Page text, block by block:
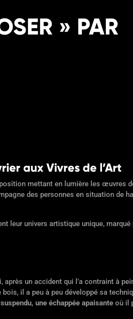
» PAR
aux Vivres de l’Art
mettant en lumière les œuvres
des personnes en situation de
leur univers artistique unique,
un accident qui l’a contraint à
il a peu à peu développé sa
une échappée apaisanteoù il